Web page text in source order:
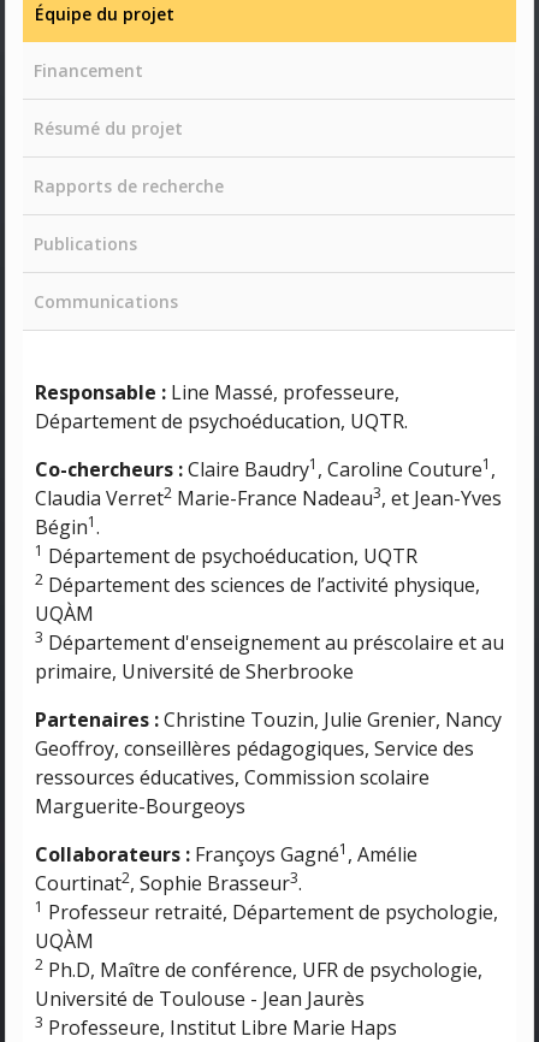
Équipe du projet
Financement
Résumé du projet
Rapports de recherche
Publications
Communications
Responsable :Line Massé, professeure,
Département de psychoéducation, UQTR.
Co-chercheurs :Claire Baudry1 , Caroline Couture1 ,
Claudia Verret2Marie-France Nadeau3, et Jean-Yves
Bégin1.
1 Département de psychoéducation, UQTR
2Département des sciences de l’activité physique,
UQÀM
3 Département d'enseignement au préscolaire et au
primaire, Université de Sherbrooke
Partenaires :Christine Touzin, Julie Grenier, Nancy
Geoffroy, conseillères pédagogiques, Service des
ressources éducatives, Commission scolaire
Marguerite-Bourgeoys
Collaborateurs :Françoys Gagné1 , Amélie
Courtinat2, Sophie Brasseur3.
1 Professeur retraité, Département de psychologie,
UQÀM
2Ph.D, Maître de conférence, UFR de psychologie,
Université de Toulouse - Jean Jaurès
3 Professeure, Institut Libre Marie Haps